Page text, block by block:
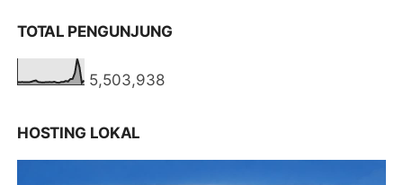
TOTAL PENGUNJUNG
5,503,938
HOSTING LOKAL